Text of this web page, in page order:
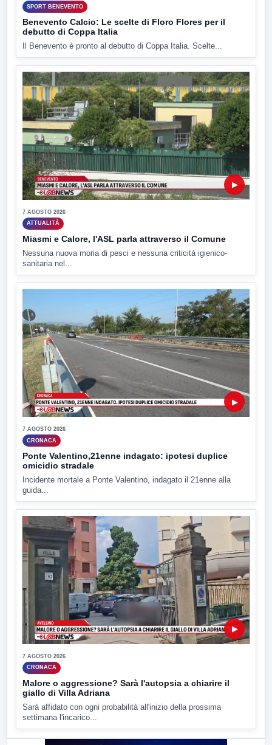
SPORT BENEVENTO
Benevento Calcio: Le scelte di Floro Flores per il
debutto di Coppa Italia
Il Benevento è pronto al debutto di Coppa Italia. Scelte...
▶
7 AGOSTO 2026
ATTUALITÀ
Miasmi e Calore, l'ASL parla attraverso il Comune
Nessuna nuova moria di pesci e nessuna criticità igienico-
sanitaria nel...
▶
7 AGOSTO 2026
CRONACA
Ponte Valentino,21enne indagato: ipotesi duplice
omicidio stradale
Incidente mortale a Ponte Valentino, indagato il 21enne alla
guida...
▶
7 AGOSTO 2026
CRONACA
Malore o aggressione? Sarà l'autopsia a chiarire il
giallo di Villa Adriana
Sarà affidato con ogni probabilità all'inizio della prossima
settimana l'incarico...